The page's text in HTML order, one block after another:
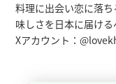
料理に出会い恋に落
味しさを日本に届ける
Xアカウント：